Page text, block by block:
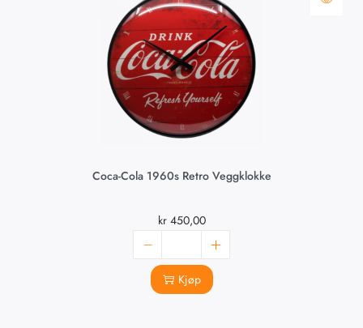
Coca-Cola 1960s Retro Veggklokke
kr450,00
Kjøp